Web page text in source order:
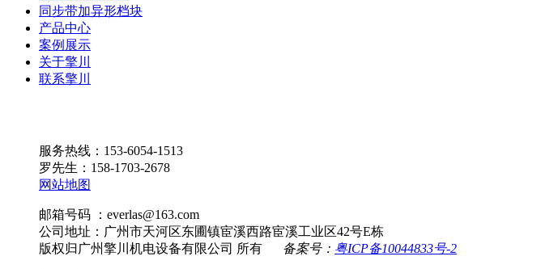
同步带加异形档块
产品中心
案例展示
关于擎川
联系擎川
服务热线：153-6054-1513
罗先生：158-1703-2678
网站地图
邮箱号码 ：everlas@163.com
公司地址：广州市天河区东圃镇宦溪西路宦溪工业区42号E栋
版权归广州擎川机电设备有限公司 所有
备案号： 粤ICP备10044833号-2